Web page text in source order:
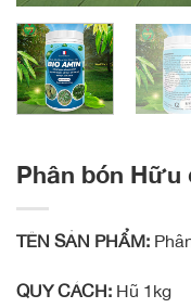
Phân bón Hữu
TÊN SẢN PHẨM:
QUY CÁCH: Hũ 1kg